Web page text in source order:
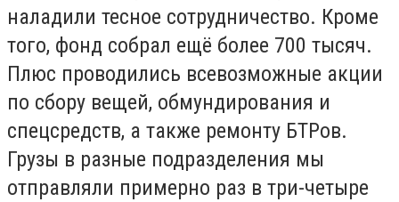
наладили тесное сотрудничество. Кроме
того, фонд собрал ещё более 700 тысяч.
Плюс проводились всевозможные акции
по сбору вещей, обмундирования и
спецсредств, а также ремонту БТРов.
Грузы в разные подразделения мы
отправляли примерно раз в три-четыре